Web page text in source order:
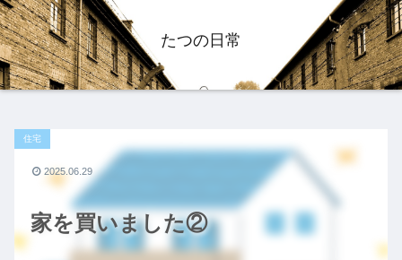
たつの日常
家を買いました②
住宅
2025.06.29